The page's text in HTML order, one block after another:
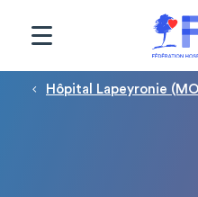
Fil d'Ariane
Hôpital Lapeyronie
Panneau de gestion des